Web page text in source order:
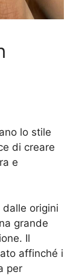
lo stile
di creare
e
origini
grande
Il
affinché i
per